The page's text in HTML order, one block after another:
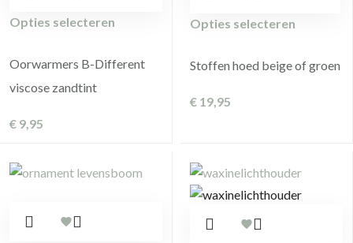
Opties selecteren
Oorwarmers B-Different
viscose zandtint
€ 9,95
Opties selecteren
Stoffen hoed beige of groen
€ 19,95